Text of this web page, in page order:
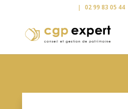
02 99 83 05 44